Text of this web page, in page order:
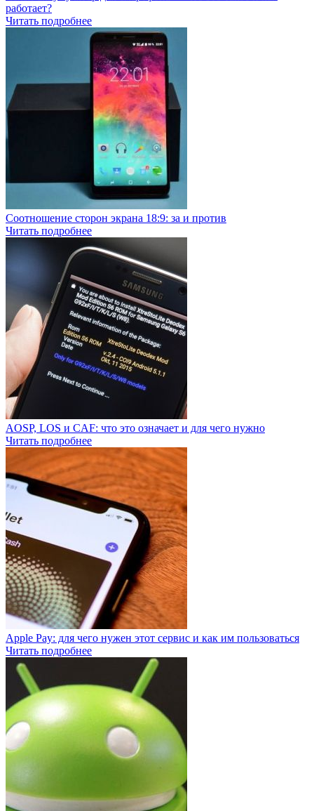
работает?
Читать подробнее
Соотношение сторон экрана 18:9: за и против
Читать подробнее
AOSP, LOS и CAF: что это означает и для чего нужно
Читать подробнее
Apple Pay: для чего нужен этот сервис и как им пользоваться
Читать подробнее